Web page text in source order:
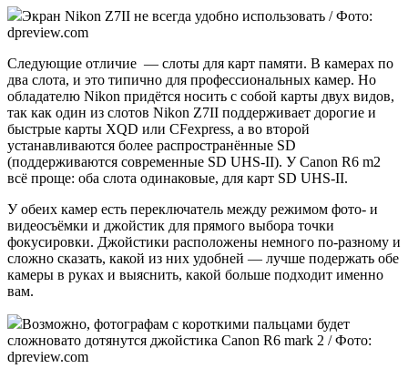
Экран Nikon Z7II не всегда удобно использовать / Фото:
dpreview.com
Следующие отличие — слоты для карт памяти. В камерах по
два слота, и это типично для профессиональных камер. Но
обладателю Nikon придётся носить с собой карты двух видов,
так как один из слотов Nikon Z7II поддерживает дорогие и
быстрые карты XQD или CFexpress, а во второй
устанавливаются более распространённые SD
(поддерживаются современные SD UHS-II). У Canon R6 m2
всё проще: оба слота одинаковые, для карт SD UHS-II.
У обеих камер есть переключатель между режимом фото- и
видеосъёмки и джойстик для прямого выбора точки
фокусировки. Джойстики расположены немного по-разному и
сложно сказать, какой из них удобней — лучше подержать обе
камеры в руках и выяснить, какой больше подходит именно
вам.
Возможно, фотографам с короткими пальцами будет
сложновато дотянутся джойстика Canon R6 mark 2 / Фото:
dpreview.com